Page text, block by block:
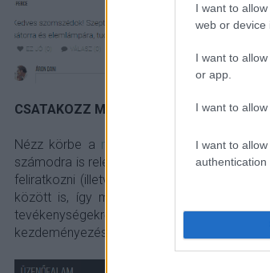
I want to
web or device
I want to
or app.
I want to
I want to
authentication
CSATAKOZZ MÁR MEGLÉVŐ
Nézz körbe a már létező csoportokközött
számodra is releváns. Ha találsz egy ilyen
feliratkozni (illetve ugyanitt tudsz leiratkozni
között is, így mindig gyorsan
tevékenységekről. Ha csatlakoztál
kezdeményezéseket írni.